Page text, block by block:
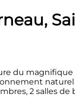
du magnifique
naturel
2 salles